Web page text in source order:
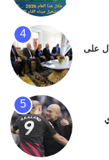
على